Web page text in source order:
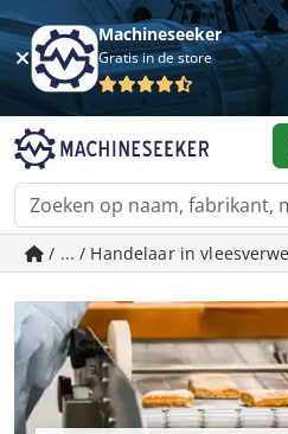
Machineseeker
Gratis in de store
/ ... / Handelaar in